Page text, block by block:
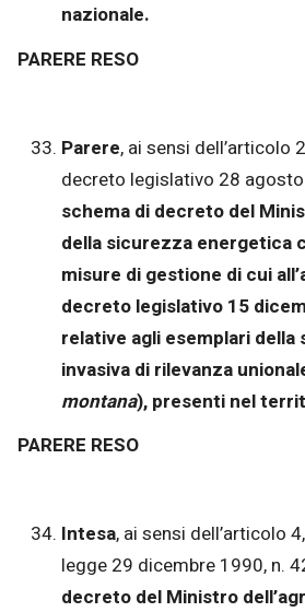
nazionale.
PARERE RESO
Parere, ai sensi dell’articolo
decreto legislativo 28
schema di decreto del
della sicurezza energetica
misure di gestione di cui
decreto legislativo 15
relative agli esemplari della
invasiva di rilevanza
montana), presenti nel
PARERE RESO
Intesa, ai sensi dell’articolo
legge 29 dicembre 1990, n.
decreto del Ministro